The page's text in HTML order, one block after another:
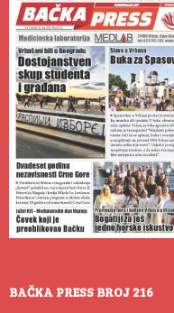
BAČKA PRESS BROJ 216